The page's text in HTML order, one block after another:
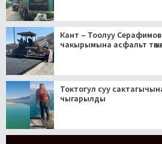
Кант – Тоолуу
чакырымына асфальт
Токтогул суу
чыгарылды